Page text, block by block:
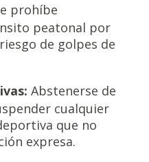
prohíbe
peatonal por
de golpes de
Abstenerse de
cualquier
que no
expresa.